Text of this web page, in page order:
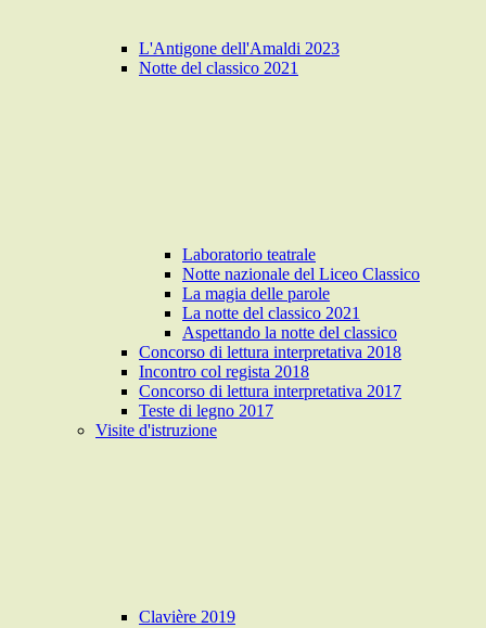
L'Antigone dell'Amaldi 2023
Notte del classico 2021
Laboratorio teatrale
Notte nazionale del Liceo Classico
La magia delle parole
La notte del classico 2021
Aspettando la notte del classico
Concorso di lettura interpretativa 2018
Incontro col regista 2018
Concorso di lettura interpretativa 2017
Teste di legno 2017
Visite d'istruzione
Clavière 2019